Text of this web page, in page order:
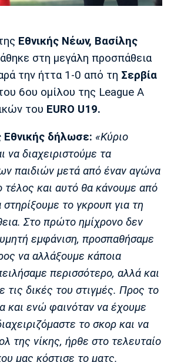
Κηφισιά Πανσερραϊκός
Ρεάλ
Μαδρίτης
Ατλέτικο
Μαδρίτης
Τσέλσι
Μάντσεστερ
Σίτι
Γιουβέντους
Μίλαν
Εθνικής Νέων, Βασίλης
στη μεγάλη προσπάθεια
την ήττα 1-0 από τη Σερβία
6ου ομίλου της League A
του EURO U19.
Εθνικής δήλωσε: «Κύριο
να διαχειριστούμε τα
παιδιών μετά από έναν αγώνα
τέλος και αυτό θα κάνουμε από
το γκρουπ για τη
Στο πρώτο ημίχρονο δεν
εμφάνιση, προσπαθήσαμε
να αλλάξουμε κάποια
περισσότερο, αλλά και
τις δικές του στιγμές. Προς το
και ενώ φαινόταν να έχουμε
το σκορ και να
της νίκης, ήρθε στο τελευταίο
μας κόστισε το ματς.